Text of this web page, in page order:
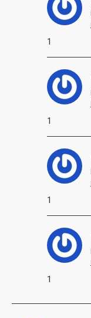
1
1
1
1